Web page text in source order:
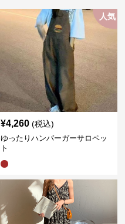
人気
¥4,260 (税込)
ゆったりハンバーガーサロペッ
ト